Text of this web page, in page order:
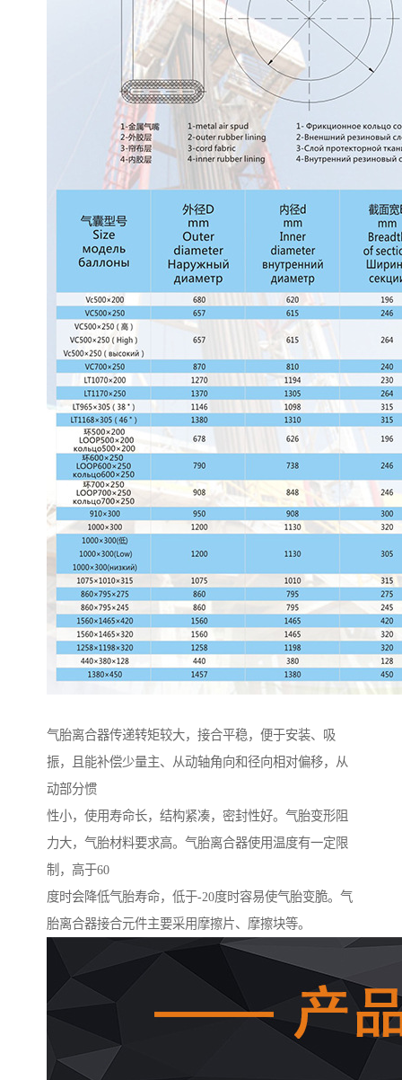
气胎离合器传递转矩较大，接合平稳，便于安装、吸
振，且能补偿少量主、从动轴角向和径向相对偏移，从
动部分惯
性小，使用寿命长，结构紧凑，密封性好。气胎变形阻
力大，气胎材料要求高。气胎离合器使用温度有一定限
制，高于60
度时会降低气胎寿命，低于-20度时容易使气胎变脆。气
胎离合器接合元件主要采用摩擦片、摩擦块等。